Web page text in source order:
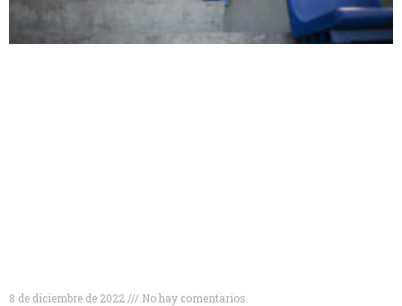
8 de diciembre de 2022
No hay comentarios